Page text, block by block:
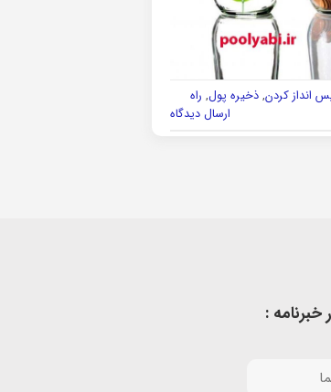
انداز کردن,ذخیره پول, راه
ارسال دیدگاه
: